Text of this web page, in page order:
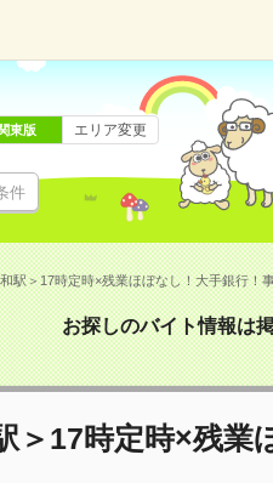
件
東版 エリア変更
駅＞17時定時×残業ほぼなし！大手銀行！
お探しのバイト情報は
＞17時定時×残